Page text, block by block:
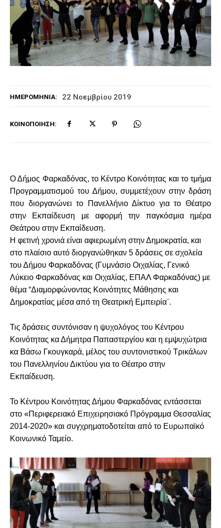
ΗΜΕΡΟΜΗΝΊΑ: 22 Νοεμβρίου 2019
ΚΟΙΝΟΠΟΊΗΣΗ:
Ο Δήμος Φαρκαδόνας, το Κέντρο Κοινότητας και το τμήμα
Προγραμματισμού του Δήμου, συμμετέχουν στην δράση
που διοργανώνει το Πανελλήνιο Δίκτυο για το Θέατρο
στην Εκπαίδευση με αφορμή την παγκόσμια ημέρα
Θεάτρου στην Εκπαίδευση.
Η φετινή χρονιά είναι αφιερωμένη στην Δημοκρατία, και
στο πλαίσιο αυτό διοργανώθηκαν 5 δράσεις σε σχολεία
του Δήμου Φαρκαδόνας (Γυμνάσιο Οιχαλίας, Γενικό
Λύκειο Φαρκαδόνας και Οιχαλίας, ΕΠΑΛ Φαρκαδόνας) με
θέμα “Διαμορφώνοντας Κοινότητες Μάθησης και
Δημοκρατίας μέσα από τη Θεατρική Εμπειρία¨.
Τις δράσεις συντόνισαν η ψυχολόγος του Κέντρου
Κοινότητας κα Δήμητρα Παπαστεργίου και η εμψυχώτρια
κα Βάσω Γκουγκαρά, μέλος του συντονιστικού Τρικάλων
του Πανελληνίου Δικτύου για το Θέατρο στην
Εκπαίδευση.
Το Κέντρου Κοινότητας Δήμου Φαρκαδόνας εντάσσεται
στο «Περιφερειακό Επιχειρησιακό Πρόγραμμα Θεσσαλίας
2014-2020» και συγχρηματοδοτείται από το Ευρωπαϊκό
Κοινωνικό Ταμείο.